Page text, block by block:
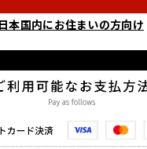
日本国内にお住まいの方向け